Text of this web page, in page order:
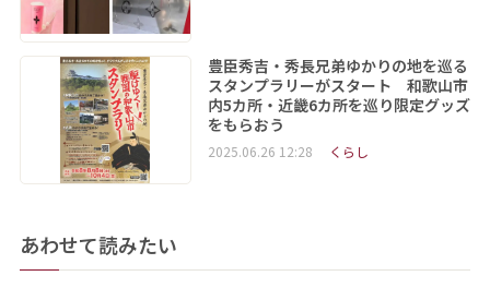
豊臣秀吉・秀長兄弟ゆかりの地を巡る
スタンプラリーがスタート 和歌山市
内5カ所・近畿6カ所を巡り限定グッズ
をもらおう
2025.06.26 12:28 くらし
あわせて読みたい